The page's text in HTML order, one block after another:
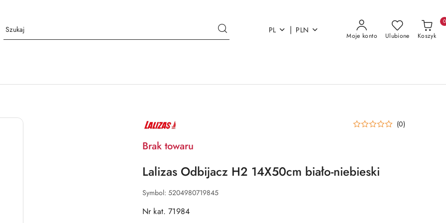
PL | PLN
Moje konto Ulubione Koszyk
0
NAZWA
PRODUCENTA: (0)
Brak towaru
Lalizas Odbijacz H2 14X50cm biało-niebieski
Symbol: 5204980719845
Nr kat. 71984